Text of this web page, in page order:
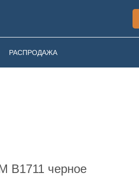
РАСПРОДАЖА
В1711 черное